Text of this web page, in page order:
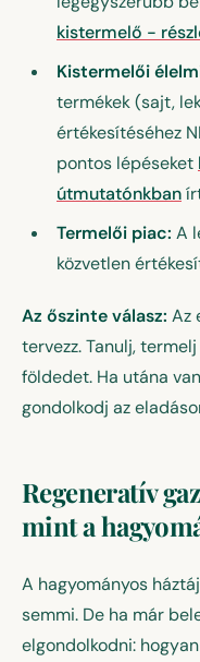
kistermelő -
Kistermelői
termékek (sajt,
értékesítéséhez
pontos lépéseket
útmutatónkban
Termelői piac: A
közvetlen
Az őszinte válasz: Az
tervezz. Tanulj,
földedet. Ha utána
gondolkodj az
Regeneratív
mint a
A hagyományos
semmi. De ha már
elgondolkodni: